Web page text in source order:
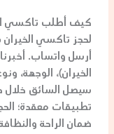
كيف أطلب تاكسي
لحجز تاكسي الخيران
أرسل واتساب.
الخيران)، الوجهة،
سيصل السائق خلال
تطبيقات معقدة؛
ضمان الراحة